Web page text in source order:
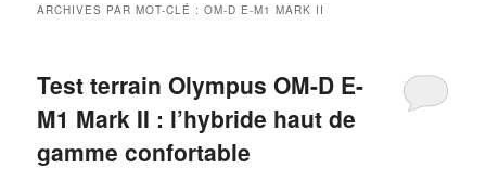
ARCHIVES PAR MOT-CLÉ :OM-D E-M1 MARK II
Test terrain Olympus OM-D E-
M1 Mark II : l’hybride haut de
gamme confortable